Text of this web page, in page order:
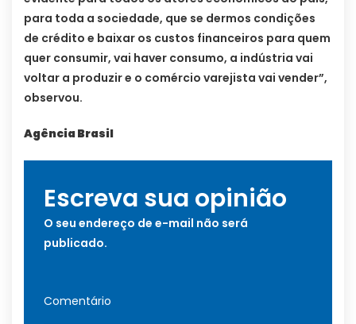
para toda a sociedade, que se dermos condições
de crédito e baixar os custos financeiros para quem
quer consumir, vai haver consumo, a indústria vai
voltar a produzir e o comércio varejista vai vender”,
observou.
Agência Brasil
Escreva sua opinião
O seu endereço de e-mail não será
publicado.
Comentário